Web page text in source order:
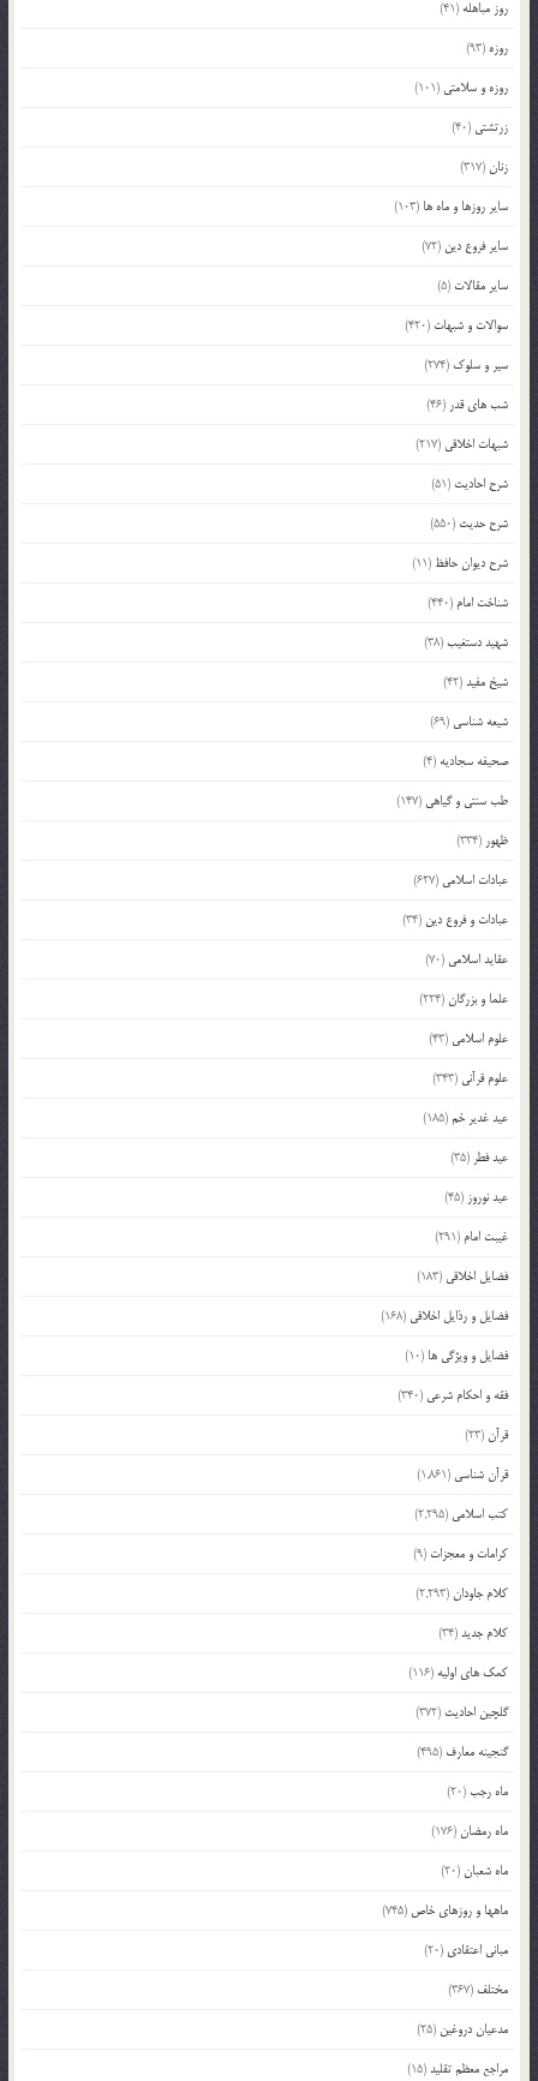
روز مباهله (41)
روزه (93)
روزه و سلامتی (101)
زرتشتی (40)
زنان(317)
سایر روزها و ماه ها (103)
سایر فروع دین (72)
سایر مقالات (5)
سوالات و شبهات (420)
سیر و سلوک (274)
شب های قدر (46)
شبهات اخلاقی (217)
شرح احادیث (51)
شرح حدیث (550)
شرح دیوان حافظ (11)
شناخت امام (440)
شهید دستغیب(38)
شیخ مفید(42)
شیعه شناسی (69)
صحیفه سجادیه (4)
طب سنتی و گیاهی (147)
ظهور (334)
عبادات اسلامی (627)
عبادات و فروع دین (34)
عقاید اسلامی (70)
علما و بزرگان(224)
علوم اسلامی (43)
علوم قرآنی (343)
عید غدیر خم(185)
عید فطر (35)
عید نوروز (45)
غیبت امام (291)
فضایل اخلاقی (183)
فضایل و رذایل اخلاقی (168)
فضایل و ویژگی ها (10)
فقه و احکام شرعی (340)
قرآن(23)
قرآن شناسی (1,861)
کتب اسلامی (2,295)
کرامات و معجزات (9)
کلام جاودان(2,293)
کلام جدید(34)
کمک های اولیه (116)
گلچین احادیث (372)
گنجینه معارف (495)
ماه رجب(20)
ماه رمضان(176)
ماه شعبان(20)
ماهها و روزهای خاص (745)
مبانی اعتقادی (20)
مختلف (367)
مدعیان دروغین (25)
مراجع معظم تقلید(15)